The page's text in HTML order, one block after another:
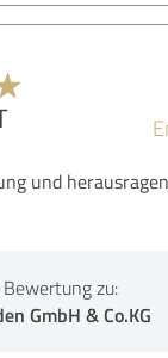
und
zu:
GmbH & Co.KG